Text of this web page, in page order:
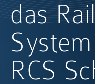
das
System
RCS